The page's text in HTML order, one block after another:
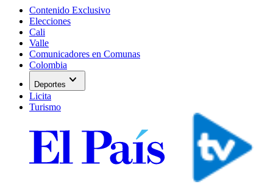
Contenido Exclusivo
Elecciones
Cali
Valle
Comunicadores en Comunas
Colombia
Deportes expand_more
Licita
Turismo